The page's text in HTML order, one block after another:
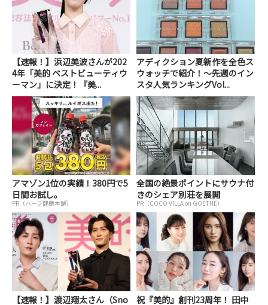
【速報！】浜辺美波さんが202
4年「美的 ベストビューティウ
ーマン」に決定！『美...
アディクション夏新作を全色ス
ウォッチで紹介！～先週のイン
スタ人気ランキングVol...
アマゾン1位の実績！380円で5
日間お試し。
PR（ハーブ健康本舗）
全国の絶景ポイントにサウナ付
きのシェア別荘を展開
PR（COCO VILLA on GOETHE）
【速報！】渡辺翔太さん（Sno
祝『美的』創刊23周年！ 田中